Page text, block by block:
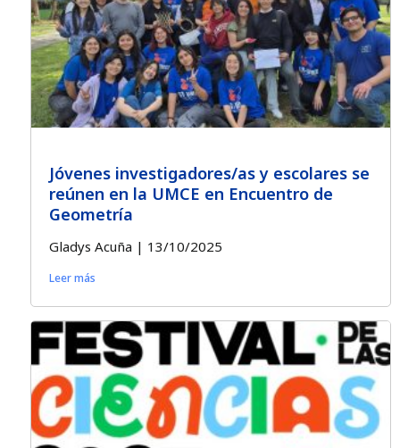
Jóvenes investigadores/as y escolares se
reúnen en la UMCE en Encuentro de
Geometría
Gladys Acuña 13/10/2025
Leer más